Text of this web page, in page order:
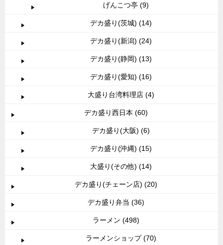
げんこつ亭 (9)
デカ盛り(茨城) (14)
デカ盛り(新潟) (24)
デカ盛り(静岡) (13)
デカ盛り(愛知) (16)
大盛り台湾料理店 (4)
デカ盛り西日本 (60)
デカ盛り(大阪) (6)
デカ盛り(沖縄) (15)
大盛り(その他) (14)
デカ盛り(チェーン店) (20)
デカ盛り弁当 (36)
ラーメン (498)
ラーメンショップ (70)